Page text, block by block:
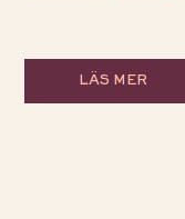
LÄS MER